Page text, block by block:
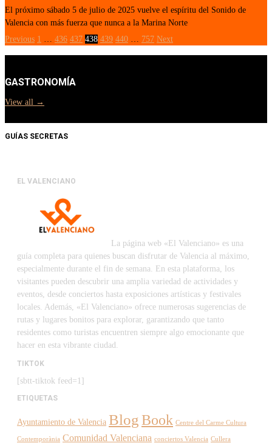
El próximo sábado 5 de julio de 2025 vuelve el espíritu del Sonido de
Valencia con más fuerza que nunca a la Marina Norte
Previous 1 … 436 437 438 439 440 … 757 Next
GASTRONOMÍA
View all →
GUÍAS SECRETAS
EL VALENCIANO
La página web «El Valenciano» es una
guía completa para quienes buscan disfrutar de Valencia al máximo,
especialmente durante el fin de semana. En esta plataforma, los
visitantes pueden descubrir una amplia variedad de actividades y
eventos, desde conciertos hasta exposiciones artísticas y festivales
locales. Además, «El Valenciano» ofrece numerosas sugerencias de
rutas y lugares bonitos para explorar, garantizando que tanto
residentes como turistas encuentren siempre algo emocionante que
hacer en esta vibrante ciudad.
TIKTOK
[sbtt-tiktok feed=1]
ETIQUETAS
Ayuntamiento de Valencia BlogBook Centre del Carme Cultura
Contemporània Comunidad Valenciana conciertos Valencia Cullera